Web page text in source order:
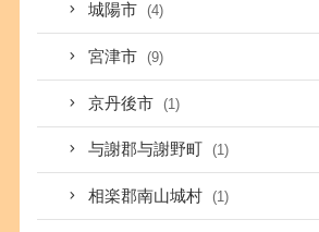
城陽市 (4)
宮津市 (9)
京丹後市 (1)
与謝郡与謝野町 (1)
相楽郡南山城村 (1)